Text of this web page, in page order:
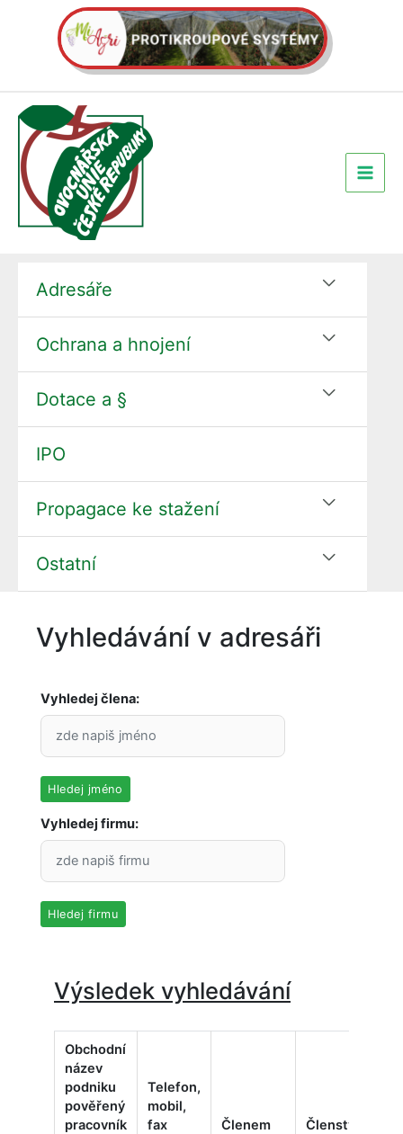
Adresáře
Ochrana a hnojení
Dotace a §
IPO
Propagace ke stažení
Ostatní
Vyhledávání v adresáři
Vyhledej člena:
Hledej jméno
Vyhledej firmu:
Hledej firmu
Výsledek vyhledávání
Obchodní
název
podniku
pověřený
pracovník
Telefon,
mobil,
fax
Členem
Členství